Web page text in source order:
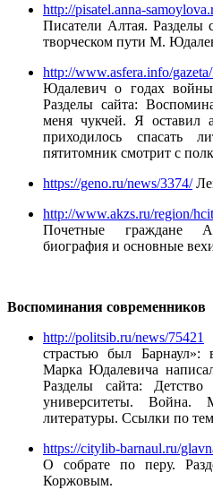
http://pisatel.anna-
Писатели Алтая. Разделы
творческом пути М.
http://www.asfera.info/
Юдалевич о годах войны,
Разделы сайта:
меня чукчей. Я оставил
приходилось спасать
пятитомник смотрит с
https://geno.ru/news/3374/
http://www.akzs.ru/region/
Почетные граждане
биография и основные
Воспоминания современников
http://politsib.ru/news/75421
страстью был Барнаул»:
Марка Юдалевича
Разделы сайта:
университеты. Война.
литературы. Ссылки по
https://citylib-barnaul.ru/
О собрате по перу.
Коржовым.